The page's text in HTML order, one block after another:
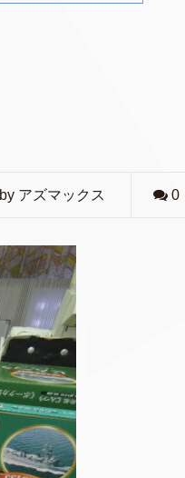
by アズマックス 0